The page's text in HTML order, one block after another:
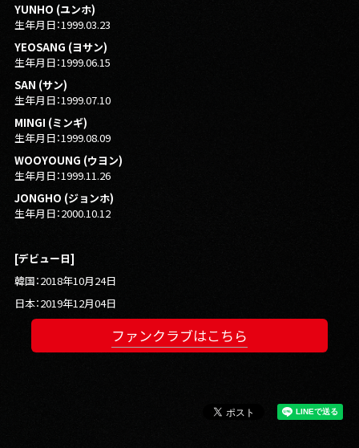
YUNHO (ユンホ)
生年月日：1999.03.23
YEOSANG (ヨサン)
生年月日：1999.06.15
SAN (サン)
生年月日：1999.07.10
MINGI (ミンギ)
生年月日：1999.08.09
WOOYOUNG (ウヨン)
生年月日：1999.11.26
JONGHO (ジョンホ)
生年月日：2000.10.12
[デビュー日]
韓国：2018年10月24日
日本：2019年12月04日
ファンクラブはこちら